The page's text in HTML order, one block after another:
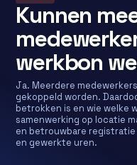
Kunnen
werkbon
Ja. Meerdere
gekoppeld worden.
betrokken is en wie welke
samenwerking op locatie
en betrouwbare
en gewerkte uren.